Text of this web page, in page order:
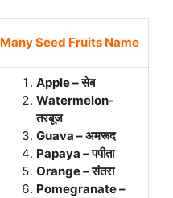
Many Seed Fruits Name
Apple – सेब
Watermelon-
तरबूज
Guava – अमरूद
Papaya – पपीता
Orange – संतरा
Pomegranate –